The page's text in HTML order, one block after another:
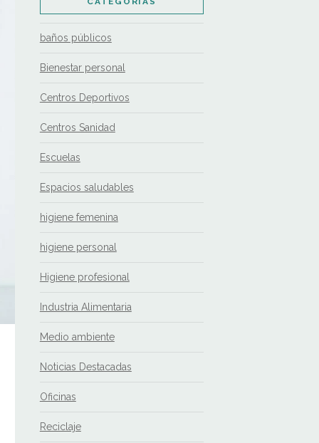
baños públicos
Bienestar personal
Centros Deportivos
Centros Sanidad
Escuelas
Espacios saludables
higiene femenina
higiene personal
Higiene profesional
Industria Alimentaria
Medio ambiente
Noticias Destacadas
Oficinas
Reciclaje